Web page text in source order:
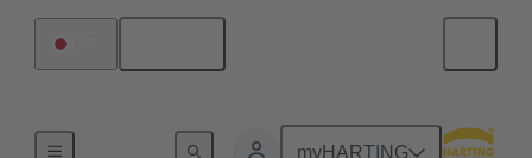
myHARTING
ケーブルグランド